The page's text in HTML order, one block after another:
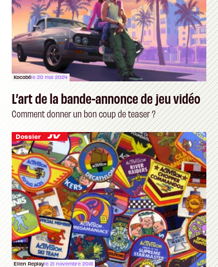
Kocobéle 20 mai 2024
L’art de la bande-annonce de jeu vidéo
Comment donner un bon coup de teaser ?
Dossier
Ellen Replayle 21 novembre 2018